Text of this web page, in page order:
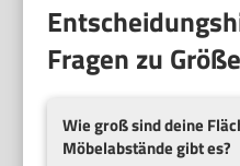
Fragen zu
Wie groß sind deine
Möbelabstände gibt es?